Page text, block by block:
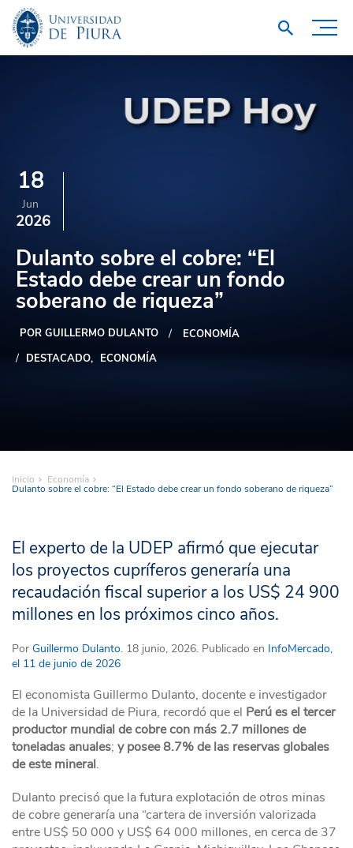
18
Jun
2026
Dulanto sobre el cobre: “El
Estado debe crear un fondo
soberano de riqueza”
POR GUILLERMO DULANTO
ECONOMÍA
DESTACADO
ECONOMÍA
Inicio Economía
Dulanto sobre el cobre: “El Estado debe crear un fondo soberano de riqueza”
El experto de la UDEP afirmó que ejecutar
los proyectos cupríferos generaría una
recaudación fiscal superior a los US$ 24 900
millones en los próximos cinco años.
Por Guillermo Dulanto. 18 junio, 2026. Publicado en InfoMercado,
el 11 de junio de 2026
El economista Guillermo Dulanto, docente e investigador
de la Universidad de Piura, recordó que el Perú es el tercer
productor mundial de cobre con más 2.7 millones de
toneladas anuales; y posee 8.7% de las reservas globales
de este mineral.
Dulanto precisó que la futura explotación de otros minas
de cobre generaría una “cartera de inversión valorizada
entre US$ 50 000 y US$ 64 000 millones, en cerca de 37